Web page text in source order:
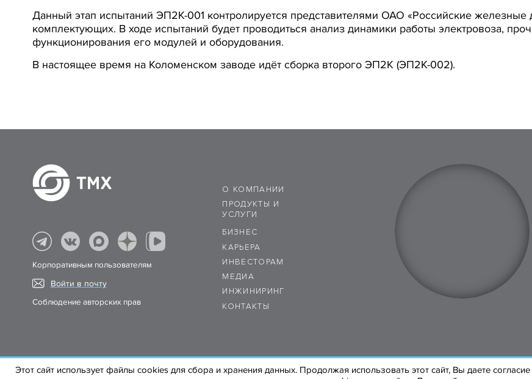
Данный этап испытаний ЭП2К-001 контролируется представителями ОАО «Российские
комплектующих. В ходе испытаний будет проводиться анализ динамики работы электровоза,
функционирования его модулей и оборудования.
В настоящее время на Коломенском заводе идёт сборка второго ЭП2К (ЭП2К-002).
О КОМПАНИИ
ПРОДУКТЫ И
УСЛУГИ
БИЗНЕС
КАРЬЕРА
ИНВЕСТОРАМ
МЕДИА
ИНЖИНИРИНГ
КОНТАКТЫ
Корпоративным пользователям
Войти в почту
Соблюдение авторских прав
Этот сайт использует файлы cookies для сбора и хранения данных. Продолжая использовать этот сайт, Вы даете